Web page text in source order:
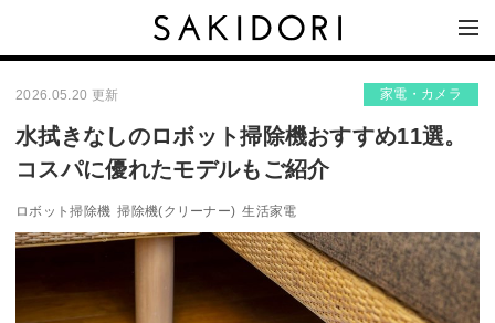
2026.05.20 更新 家電・カメラ
水拭きなしのロボット掃除機おすすめ11選。
コスパに優れたモデルもご紹介
ロボット掃除機 掃除機(クリーナー) 生活家電